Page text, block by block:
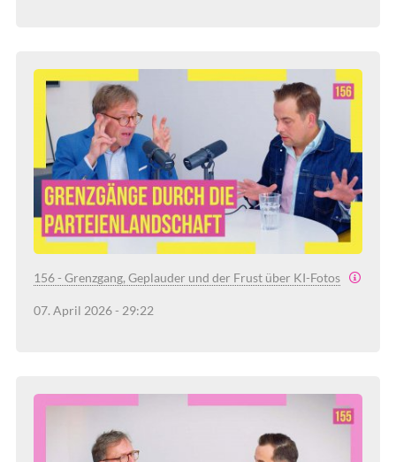
156 - Grenzgang, Geplauder und der Frust über KI-Fotos
07. April 2026 - 29:22